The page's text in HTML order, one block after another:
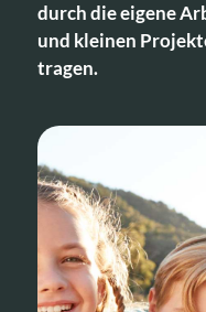
durch die eigene
und kleinen
tragen.